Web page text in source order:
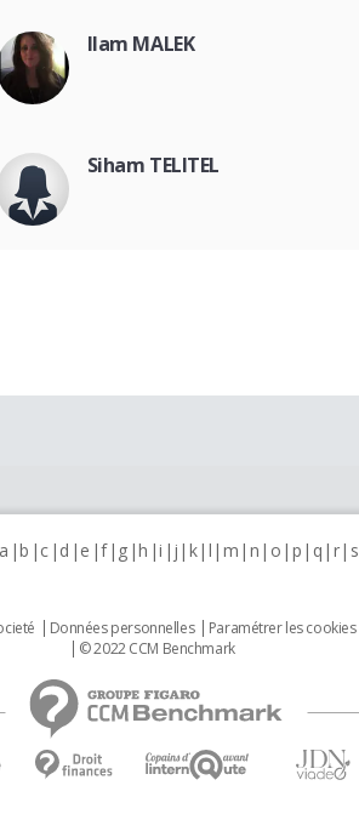
Ilam MALEK
Siham TELITEL
a b c d e f g h i j k l m n o p q r s
Données personnelles Paramétrer les cookies
© 2022 CCM Benchmark